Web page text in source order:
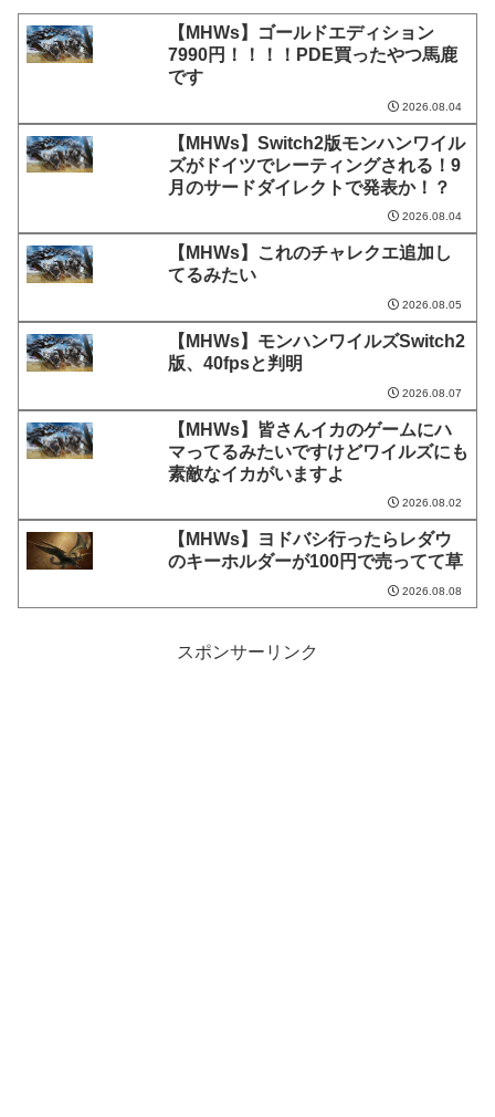
【MHWs】ゴールドエディション
7990円！！！！PDE買ったやつ馬鹿
です
2026.08.04
【MHWs】Switch2版モンハンワイル
ズがドイツでレーティングされる！9
月のサードダイレクトで発表か！？
2026.08.04
【MHWs】これのチャレクエ追加し
てるみたい
2026.08.05
【MHWs】モンハンワイルズSwitch2
版、40fpsと判明
2026.08.07
【MHWs】皆さんイカのゲームにハ
マってるみたいですけどワイルズにも
素敵なイカがいますよ
2026.08.02
【MHWs】ヨドバシ行ったらレダウ
のキーホルダーが100円で売ってて草
2026.08.08
スポンサーリンク